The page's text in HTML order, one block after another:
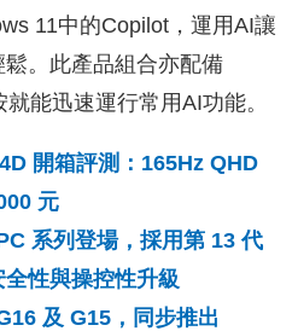
11中的Copilot，運用AI讓
。此產品組合亦配備
能迅速運行常用AI功能。
開箱評測：165Hz QHD
元
系列登場，採用第 13 代
性與操控性升級
及 G15，同步推出